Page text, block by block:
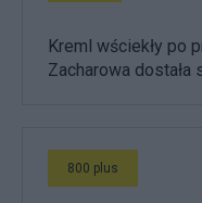
Kreml wściekły po
Zacharowa dostała
800 plus